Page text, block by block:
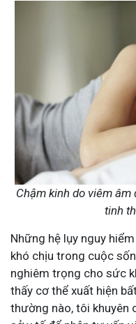
Chậm kinh do viêm
tinh
Những hệ lụy nguy
khó chịu trong cuộc
nghiêm trọng cho sức
thấy cơ thể xuất hiện
thường nào, tôi khuyên